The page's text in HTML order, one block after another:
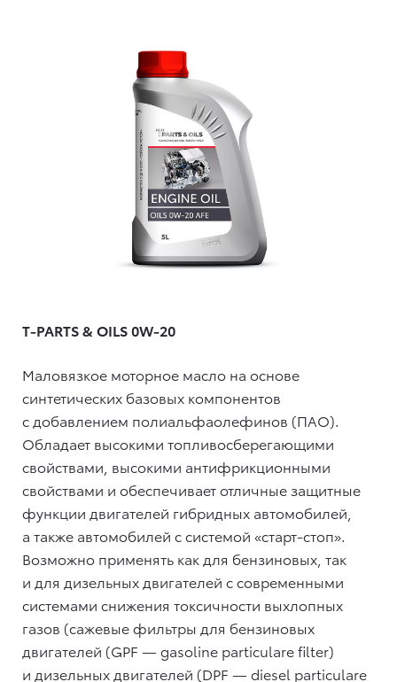
T-PARTS & OILS 0W-20
Маловязкое моторное масло на основе
синтетических базовых компонентов
с добавлением полиальфаолефинов (ПАО).
Обладает высокими топливосберегающими
свойствами, высокими антифрикционными
свойствами и обеспечивает отличные защитные
функции двигателей гибридных автомобилей,
а также автомобилей с системой «старт-стоп».
Возможно применять как для бензиновых, так
и для дизельных двигателей с современными
системами снижения токсичности выхлопных
газов (сажевые фильтры для бензиновых
двигателей (GPF — gasoline particulare filter)
и дизельных двигателей (DPF — diesel particulare